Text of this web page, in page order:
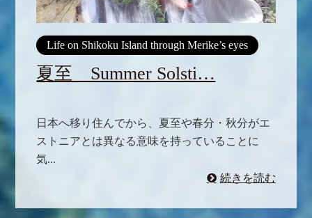
Life on Shikoku Island through Merike’s eyes
夏至 Summer Solsti…
日本へ移り住んでから、夏至や春分・秋分がエ
ストニアとは異なる意味を持っていることに
気...
続きを読む